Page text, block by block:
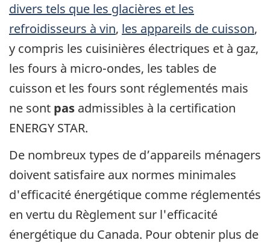
divers tels que les glacières et les
refroidisseurs à vin, les appareils de cuisson,
y compris les cuisinières électriques et à gaz,
les fours à micro-ondes, les tables de
cuisson et les fours sont réglementés mais
ne sont pas admissibles à la certification
ENERGY STAR.
De nombreux types de d’appareils ménagers
doivent satisfaire aux normes minimales
d'efficacité énergétique comme réglementés
en vertu du Règlement sur l'efficacité
énergétique du Canada. Pour obtenir plus de